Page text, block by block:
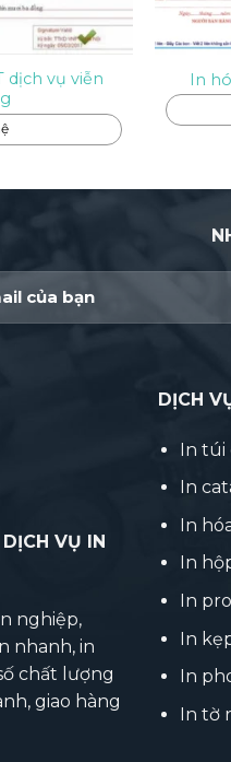
dịch vụ viễn
In
VỤ IN
nghiệp,
nhanh, in
chất lượng
giao hàng
DỊCH
In túi
In
In
In
In
In
In
In tờ